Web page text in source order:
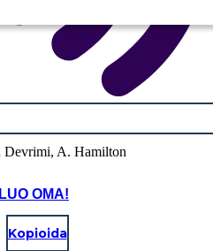
LUO OMA!
Kopioida